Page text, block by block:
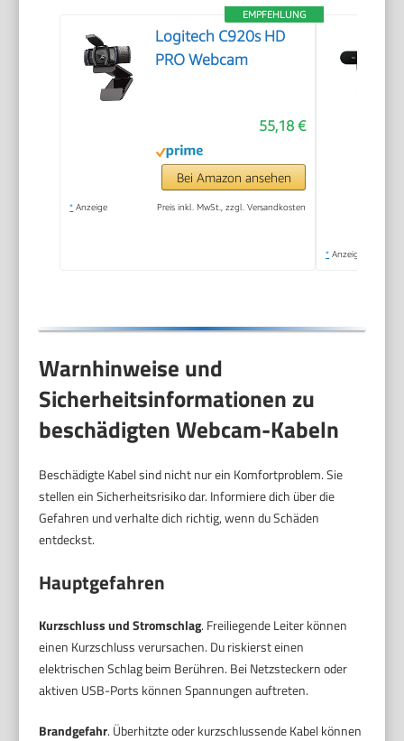
EMPFEHLUNG
Logitech C920s HD
PRO Webcam
55,18 €
Bei Amazon ansehen
* Anzeige Preis inkl. MwSt., zzgl. Versandkosten
* Anzeige
Warnhinweise und
Sicherheitsinformationen zu
beschädigten Webcam-Kabeln
Beschädigte Kabel sind nicht nur ein Komfortproblem. Sie
stellen ein Sicherheitsrisiko dar. Informiere dich über die
Gefahren und verhalte dich richtig, wenn du Schäden
entdeckst.
Hauptgefahren
Kurzschluss und Stromschlag. Freiliegende Leiter können
einen Kurzschluss verursachen. Du riskierst einen
elektrischen Schlag beim Berühren. Bei Netzsteckern oder
aktiven USB-Ports können Spannungen auftreten.
Brandgefahr. Überhitzte oder kurzschlussende Kabel können